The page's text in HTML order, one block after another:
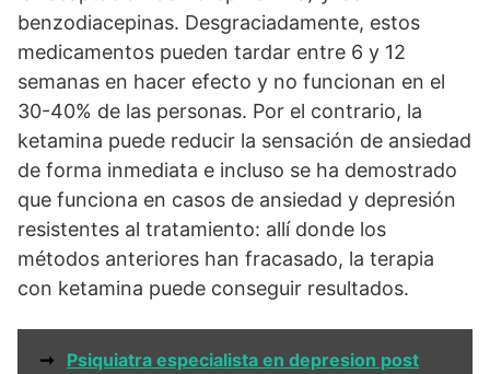
benzodiacepinas. Desgraciadamente, estos
medicamentos pueden tardar entre 6 y 12
semanas en hacer efecto y no funcionan en el
30-40% de las personas. Por el contrario, la
ketamina puede reducir la sensación de ansiedad
de forma inmediata e incluso se ha demostrado
que funciona en casos de ansiedad y depresión
resistentes al tratamiento: allí donde los
métodos anteriores han fracasado, la terapia
con ketamina puede conseguir resultados.
➞
Psiquiatra especialista en depresion post